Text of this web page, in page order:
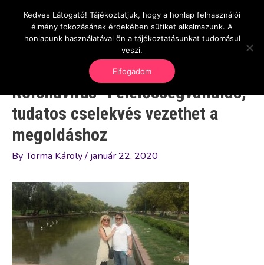
content
OnlineSeedsMan
Üzlet és szabadság
Main
Koronavírus- Felelősségvállalás,
tudatos cselekvés vezethet a
megoldáshoz
ByTorma Károly/ január 22, 2020
Kedves Látogató! Tájékoztatjuk, hogy a honlap felhasználói
élmény fokozásának érdekében sütiket alkalmazunk. A
honlapunk használatával ön a tájékoztatásunkat tudomásul
veszi.
Elfogadom